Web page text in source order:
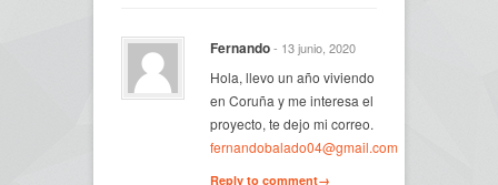
Fernando- 13 junio, 2020
Hola, llevo un año viviendo
en Coruña y me interesa el
proyecto, te dejo mi correo.
fernandobalado04@gmail.com
Reply to comment→